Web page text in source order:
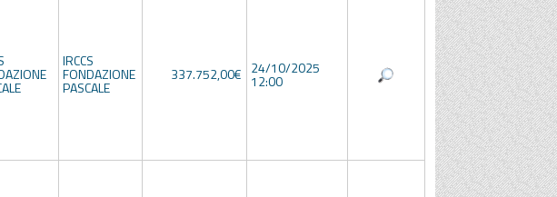
IRCCS
FONDAZIONE
PASCALE
337.752,00€ 24/10/2025
12:00